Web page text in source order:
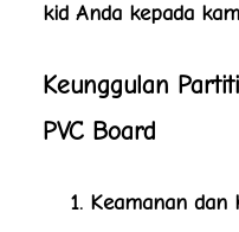
kid Anda kepada
Keunggulan
PVC Board
Keamanan dan